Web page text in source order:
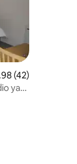
wa wastani
(42)
ya